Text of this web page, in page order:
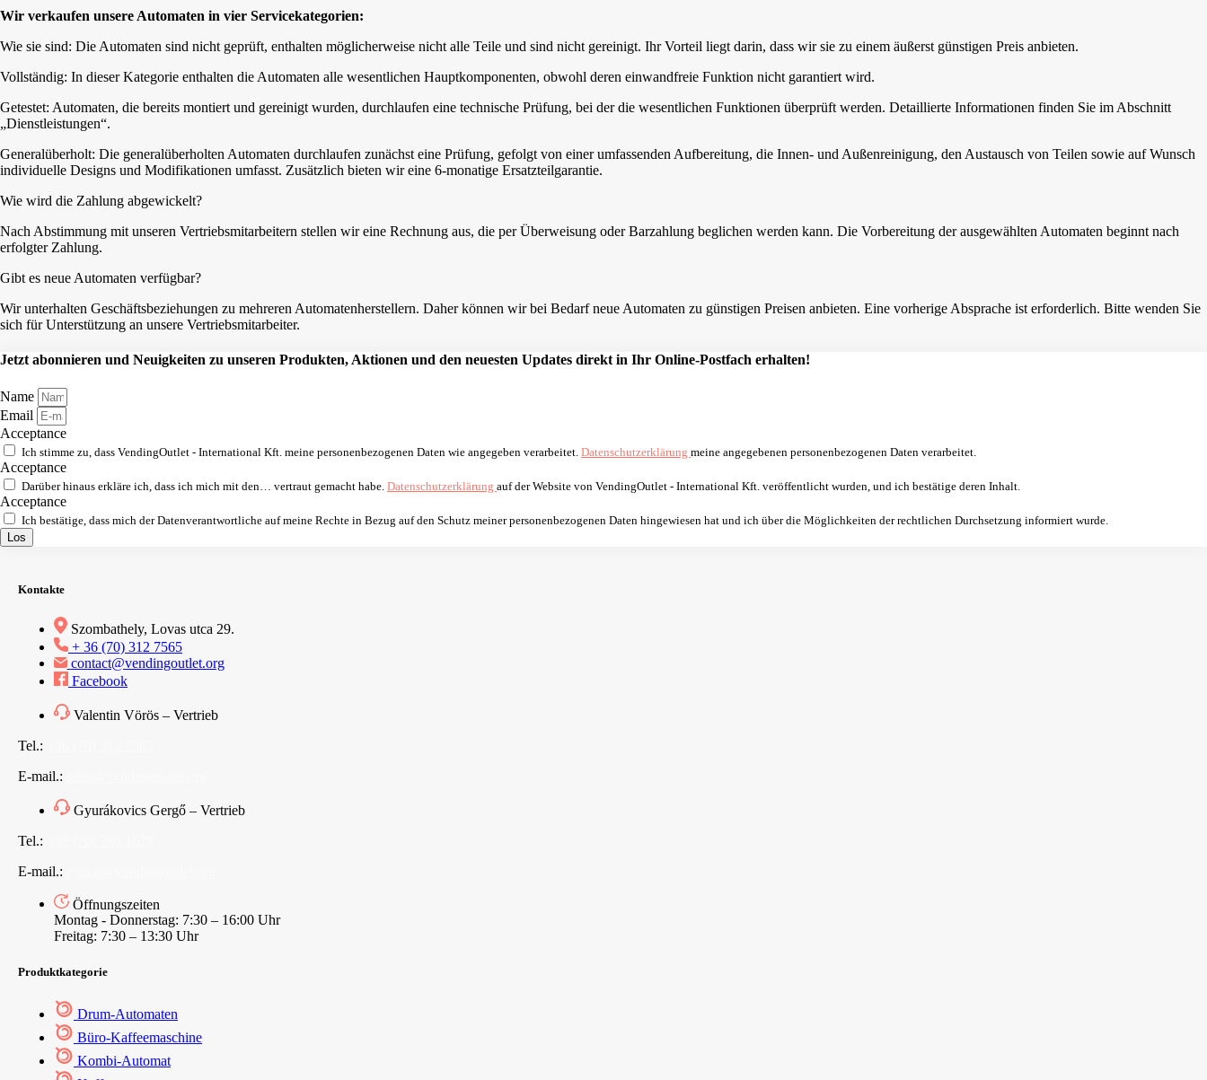
Wir verkaufen unsere Automaten in vier Servicekategorien:
Wie sie sind: Die Automaten sind nicht geprüft, enthalten möglicherweise nicht alle Teile und sind nicht gereinigt. Ihr Vorteil liegt darin, dass wir sie zu einem äußerst günstigen Preis anbieten.
Vollständig: In dieser Kategorie enthalten die Automaten alle wesentlichen Hauptkomponenten, obwohl deren einwandfreie Funktion nicht garantiert wird.
Getestet: Automaten, die bereits montiert und gereinigt wurden, durchlaufen eine technische Prüfung, bei der die wesentlichen Funktionen überprüft werden. Detaillierte Informationen finden Sie im Abschnitt
„Dienstleistungen“.
Generalüberholt: Die generalüberholten Automaten durchlaufen zunächst eine Prüfung, gefolgt von einer umfassenden Aufbereitung, die Innen- und Außenreinigung, den Austausch von Teilen sowie auf Wunsch
individuelle Designs und Modifikationen umfasst. Zusätzlich bieten wir eine 6-monatige Ersatzteilgarantie.
Wie wird die Zahlung abgewickelt?
Nach Abstimmung mit unseren Vertriebsmitarbeitern stellen wir eine Rechnung aus, die per Überweisung oder Barzahlung beglichen werden kann. Die Vorbereitung der ausgewählten Automaten beginnt nach
erfolgter Zahlung.
Gibt es neue Automaten verfügbar?
Wir unterhalten Geschäftsbeziehungen zu mehreren Automatenherstellern. Daher können wir bei Bedarf neue Automaten zu günstigen Preisen anbieten. Eine vorherige Absprache ist erforderlich. Bitte wenden Sie
sich für Unterstützung an unsere Vertriebsmitarbeiter.
Jetzt abonnieren und Neuigkeiten zu unseren Produkten, Aktionen und den neuesten Updates direkt in Ihr Online-Postfach erhalten!
Name
Email
Acceptance
Ich stimme zu, dass VendingOutlet - International Kft. meine personenbezogenen Daten wie angegeben verarbeitet. Datenschutzerklärung meine angegebenen personenbezogenen Daten verarbeitet.
Acceptance
Darüber hinaus erkläre ich, dass ich mich mit den… vertraut gemacht habe. Datenschutzerklärung auf der Website von VendingOutlet - International Kft. veröffentlicht wurden, und ich bestätige deren Inhalt.
Acceptance
Ich bestätige, dass mich der Datenverantwortliche auf meine Rechte in Bezug auf den Schutz meiner personenbezogenen Daten hingewiesen hat und ich über die Möglichkeiten der rechtlichen Durchsetzung informiert wurde.
Los
Kontakte
Szombathely, Lovas utca 29.
+ 36 (70) 312 7565
contact@vendingoutlet.org
Facebook
Valentin Vörös – Vertrieb
Tel.:
E-mail.:
Gyurákovics Gergő – Vertrieb
Tel.:
E-mail.:
Öffnungszeiten
Montag - Donnerstag: 7:30 – 16:00 Uhr
Freitag: 7:30 – 13:30 Uhr
Produktkategorie
Drum-Automaten
Büro-Kaffeemaschine
Kombi-Automat